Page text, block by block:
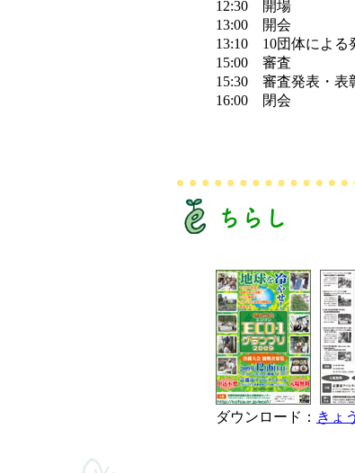
12:30 開場
13:00 開会
13:10 10団体による
15:00 審査
15:30 審査発表・表
16:00 閉会
ちらし
ダウンロード： きょ